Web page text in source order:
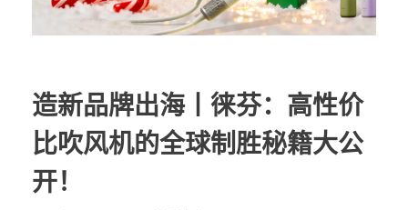
造新品牌出海丨徕芬：高性价
比吹风机的全球制胜秘籍大公
开！